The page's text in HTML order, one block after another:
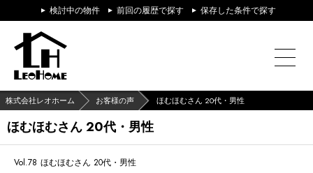
検討中の物件 前回の履歴で探す 保存した条件で探す
株式会社レオホーム お客様の声 ほむほむさん 20代・男性
ほむほむさん 20代・男性
Vol.78 ほむほむさん 20代・男性